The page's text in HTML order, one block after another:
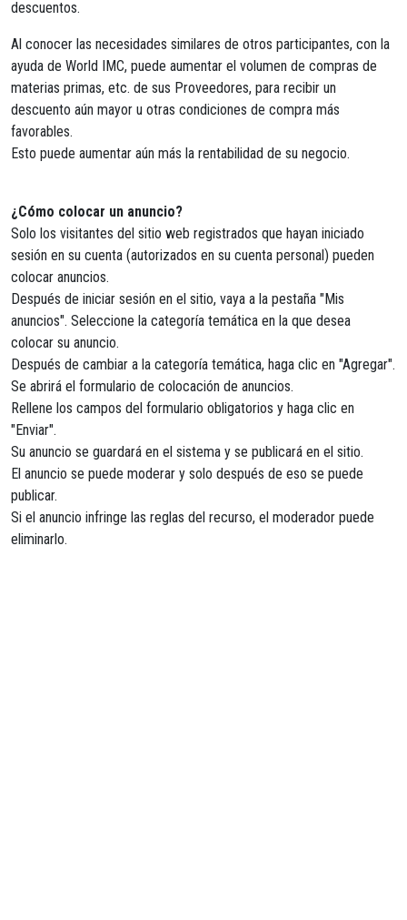
descuentos.
Al conocer las necesidades similares de otros participantes, con la
ayuda de World IMC, puede aumentar el volumen de compras de
materias primas, etc. de sus Proveedores, para recibir un
descuento aún mayor u otras condiciones de compra más
favorables.
Esto puede aumentar aún más la rentabilidad de su negocio.
¿Cómo colocar un anuncio?
Solo los visitantes del sitio web registrados que hayan iniciado
sesión en su cuenta (autorizados en su cuenta personal) pueden
colocar anuncios.
Después de iniciar sesión en el sitio, vaya a la pestaña "Mis
anuncios". Seleccione la categoría temática en la que desea
colocar su anuncio.
Después de cambiar a la categoría temática, haga clic en "Agregar".
Se abrirá el formulario de colocación de anuncios.
Rellene los campos del formulario obligatorios y haga clic en
"Enviar".
Su anuncio se guardará en el sistema y se publicará en el sitio.
El anuncio se puede moderar y solo después de eso se puede
publicar.
Si el anuncio infringe las reglas del recurso, el moderador puede
eliminarlo.